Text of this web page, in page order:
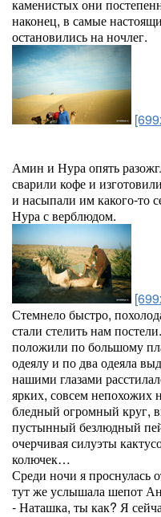
каменистых они
наконец, в самые
остановились на ночлег.
Амин и Нура опять
сварили кофе и
и насыпали им какого-то
Нура с верблюдом.
Стемнело быстро,
стали стелить нам
положили по большому
одеялу и по два одеяла
нашими глазами
ярких, совсем
бледный огромный круг,
пустынный безлюдный
очерчивая силуэты
колючек…
Среди ночи я проснулась
тут же услышала шепот
- Наташка, ты как? Я